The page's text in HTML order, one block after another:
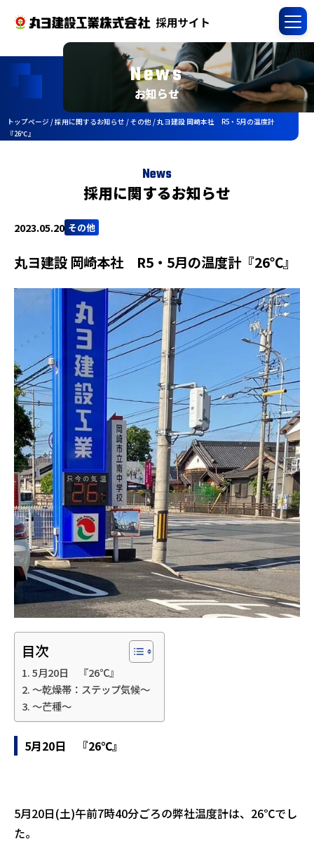
News
お知らせ
トップページ /採用に関するお知らせ /その他/丸ヨ建設 岡崎本社 R5・5月の温度計
『26℃』
News
採用に関するお知らせ
2023.05.20 その他
丸ヨ建設 岡崎本社 R5・5月の温度計『26℃』
目次
5月20日 『26℃』
～乾燥帯：ステップ気候～
～芒種～
5月20日 『26℃』
5月20日(土)午前7時40分ごろの弊社温度計は、26℃でし
た。